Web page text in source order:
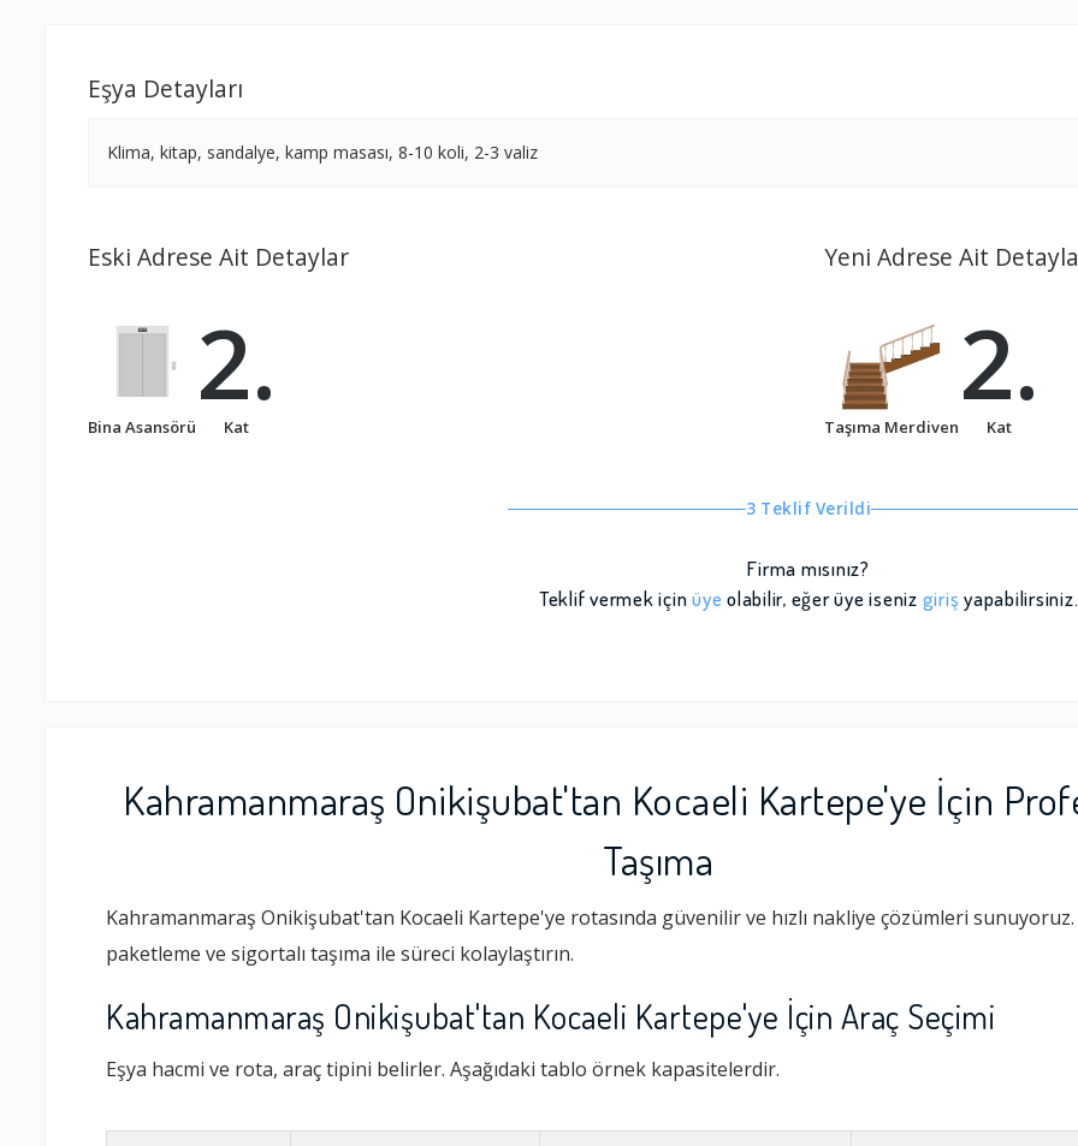
Eşya Detayları
Klima, kitap, sandalye, kamp masası, 8-10 koli, 2-3 valiz
Eski Adrese Ait Detaylar
Bina Asansörü
2.
Kat
Yeni Adrese Ait
Taşıma Merdiven
2.
Kat
3 Teklif Verildi
Firma mısınız?
Teklif vermek içinüye olabilir, eğer üye iseniz giriş yapabilirsiniz.
Kahramanmaraş Onikişubat'tan Kocaeli Kartepe'ye İçin
Taşıma
Kahramanmaraş Onikişubat'tan Kocaeli Kartepe'ye rotasında güvenilir ve hızlı nakliye çözümleri
paketleme ve sigortalı taşıma ile süreci kolaylaştırın.
Kahramanmaraş Onikişubat'tan Kocaeli Kartepe'ye İçin Araç Seçimi
Eşya hacmi ve rota, araç tipini belirler. Aşağıdaki tablo örnek kapasitelerdir.